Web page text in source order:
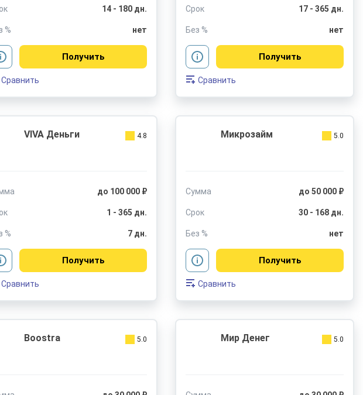
14 - 180 дн.
% нет
Получить
Сравнить
Срок 17 - 365 дн.
Без % нет
Получить
Сравнить
VIVA Деньги 4.8
до 100 000 ₽
1 - 365 дн.
% 7 дн.
Получить
Сравнить
Микрозайм 5.0
Сумма до 50 000 ₽
Срок 30 - 168 дн.
Без % нет
Получить
Сравнить
Boostra 5.0 Мир Денег 5.0